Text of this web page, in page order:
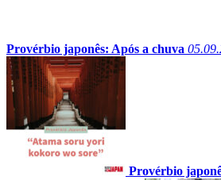
Provérbio japonês: Após a chuva
Provérbio